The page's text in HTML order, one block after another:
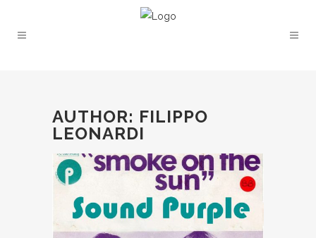
AUTHOR: FILIPPO
LEONARDI